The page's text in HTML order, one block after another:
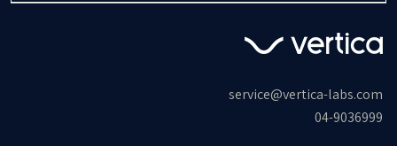
service@vertica-labs.com
04-9036999